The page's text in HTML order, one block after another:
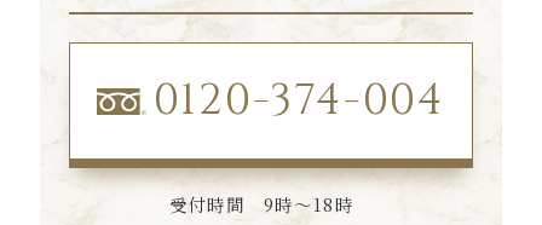
0120-374-004
受付時間 9時〜18時